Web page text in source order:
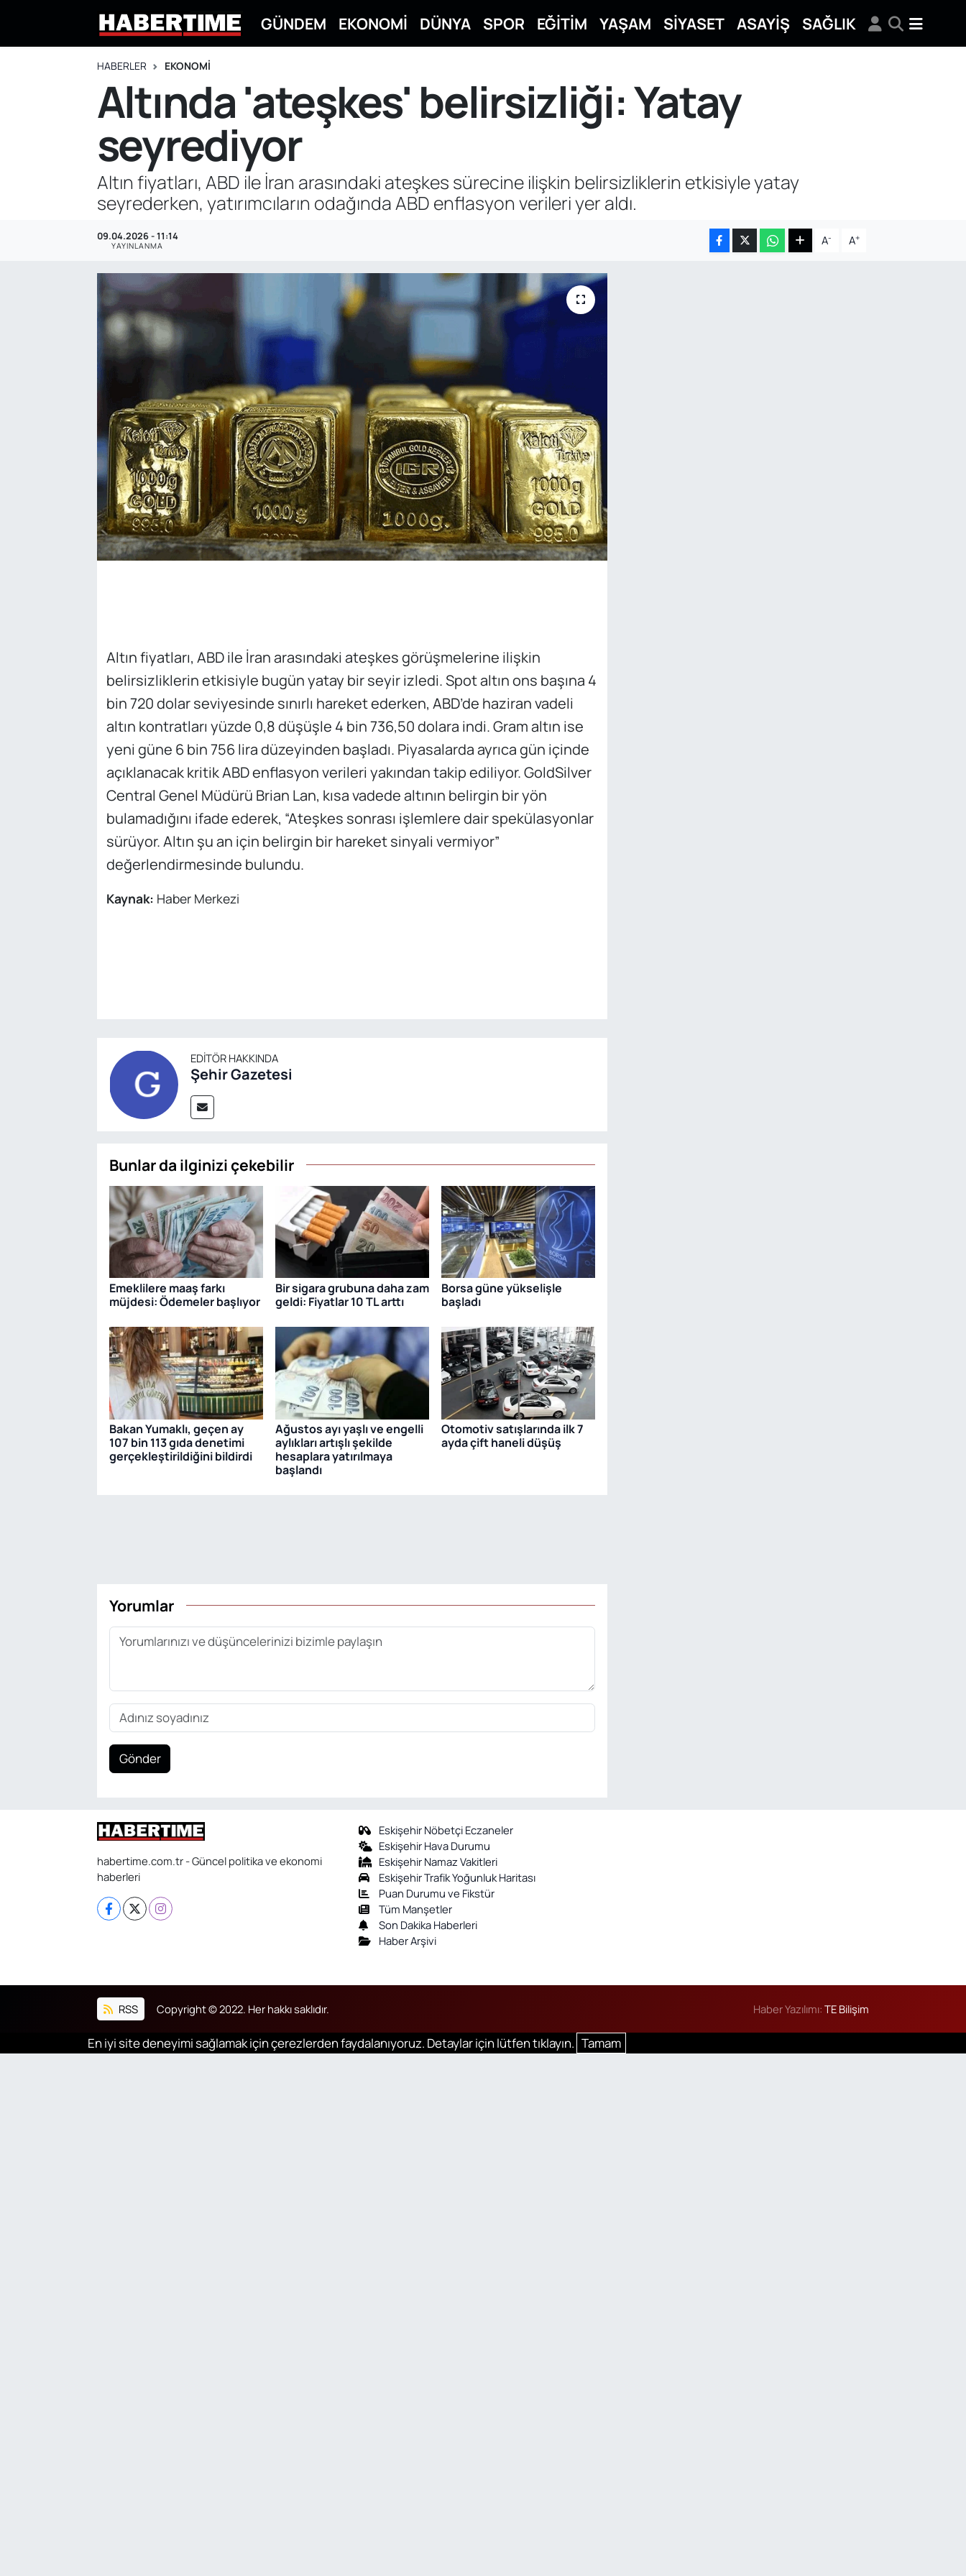
GÜNDEM EKONOMİ DÜNYA SPOR EĞİTİM YAŞAM SİYASET ASAYİŞ SAĞLIK
HABERLER EKONOMİ
Altında 'ateşkes' belirsizliği: Yatay
seyrediyor
Altın fiyatları, ABD ile İran arasındaki ateşkes sürecine ilişkin belirsizliklerin etkisiyle yatay
seyrederken, yatırımcıların odağında ABD enflasyon verileri yer aldı.
09.04.2026 - 11:14
YAYINLANMA A- A+
Altın fiyatları, ABD ile İran arasındaki ateşkes görüşmelerine ilişkin
belirsizliklerin etkisiyle bugün yatay bir seyir izledi. Spot altın ons başına 4
bin 720 dolar seviyesinde sınırlı hareket ederken, ABD’de haziran vadeli
altın kontratları yüzde 0,8 düşüşle 4 bin 736,50 dolara indi. Gram altın ise
yeni güne 6 bin 756 lira düzeyinden başladı. Piyasalarda ayrıca gün içinde
açıklanacak kritik ABD enflasyon verileri yakından takip ediliyor. GoldSilver
Central Genel Müdürü Brian Lan, kısa vadede altının belirgin bir yön
bulamadığını ifade ederek, “Ateşkes sonrası işlemlere dair spekülasyonlar
sürüyor. Altın şu an için belirgin bir hareket sinyali vermiyor”
değerlendirmesinde bulundu.
Kaynak: Haber Merkezi
EDITÖR HAKKINDA
Şehir Gazetesi
Bunlar da ilginizi çekebilir
Emeklilere maaş farkı
müjdesi: Ödemeler başlıyor
Bir sigara grubuna daha zam
geldi: Fiyatlar 10 TL arttı
Borsa güne yükselişle
başladı
Bakan Yumaklı, geçen ay
107 bin 113 gıda denetimi
gerçekleştirildiğini bildirdi
Ağustos ayı yaşlı ve engelli
aylıkları artışlı şekilde
hesaplara yatırılmaya
başlandı
Otomotiv satışlarında ilk 7
ayda çift haneli düşüş
Yorumlar
Gönder
habertime.com.tr - Güncel politika ve ekonomi
haberleri
Eskişehir Nöbetçi Eczaneler
Eskişehir Hava Durumu
Eskişehir Namaz Vakitleri
Eskişehir Trafik Yoğunluk Haritası
Puan Durumu ve Fikstür
Tüm Manşetler
Son Dakika Haberleri
Haber Arşivi
RSS Copyright © 2022. Her hakkı saklıdır. Haber Yazılımı:TE Bilişim
En iyi site deneyimi sağlamak için çerezlerden faydalanıyoruz. Detaylar için lütfen tıklayın. Tamam
Eskişehir Hava Durumu
Eskişehir Trafik Yoğunluk Haritası
Süper Lig Puan Durumu ve Fikstür
Tüm Manşetler
Son Dakika Haberleri
Haber Arşivi